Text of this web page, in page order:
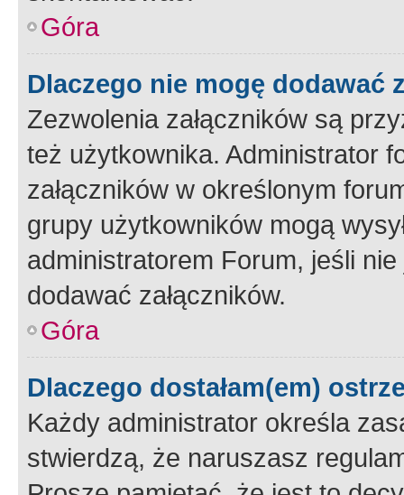
Góra
Dlaczego nie mogę dodawać
Zezwolenia załączników są
też użytkownika. Administrator
załączników w określonym
grupy użytkowników mogą
administratorem Forum, jeśli
dodawać załączników.
Góra
Dlaczego dostałam(em)
Każdy administrator określa
stwierdzą, że naruszasz